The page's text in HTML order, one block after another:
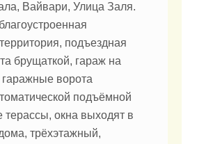
Вайвари, Улица Заля.
подъездная
брущаткoй, гараж на
ворота
подъёмной
терассы, окна выходят в
трёхэтажный,